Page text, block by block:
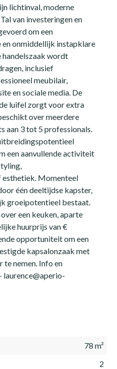
lichtinval, moderne
van investeringen en
om een
onmiddellijk instapklare
handelszaak wordt
inclusief
meubilair,
en sociale media. De
luifel zorgt voor extra
over meerdere
aan 3 tot 5 professionals.
een aanvullende activiteit
Momenteel
één deeltijdse kapster,
groeipotentieel bestaat.
een keuken, aparte
huurprijs van €
opportuniteit om een
kapsalonzaak met
nemen. Info en
laurence@aperio-
78 m²
2